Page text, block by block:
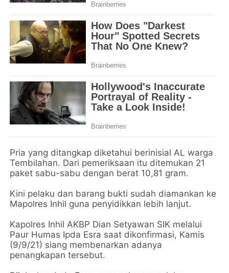
Pria yang ditangkap diketahui berinisial AL warga
Tembilahan. Dari pemeriksaan itu ditemukan 21
paket sabu-sabu dengan berat 10,81 gram.
Kini pelaku dan barang bukti sudah diamankan ke
Mapolres Inhil guna penyidikkan lebih lanjut.
Kapolres Inhil AKBP Dian Setyawan SIK melalui
Paur Humas Ipda Esra saat dikonfirmasi, Kamis
(9/9/21) siang membenarkan adanya
penangkapan tersebut.